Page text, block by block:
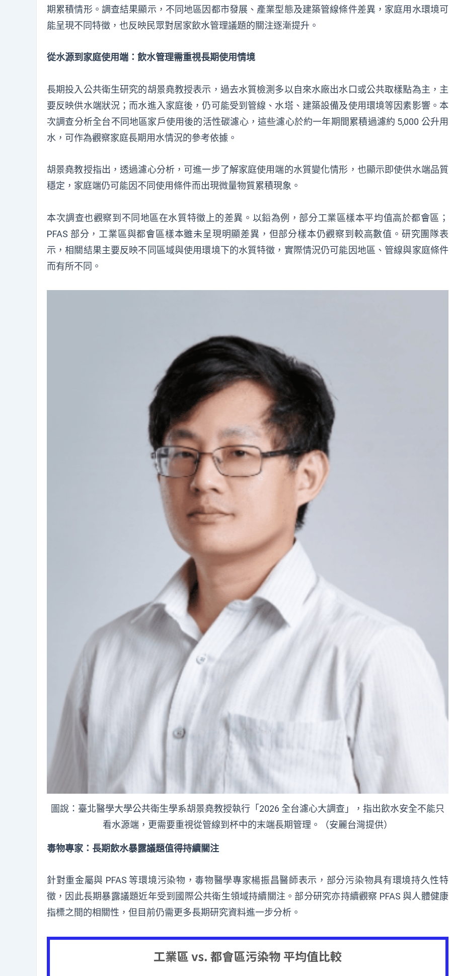
期累積情形。調查結果顯示，不同地區因都市發展、產業型態及建築管線條件差異，家庭用水環境可
能呈現不同特徵，也反映民眾對居家飲水管理議題的關注逐漸提升。
從水源到家庭使用端：飲水管理需重視長期使用情境
長期投入公共衛生研究的胡景堯教授表示，過去水質檢測多以自來水廠出水口或公共取樣點為主，主
要反映供水端狀況；而水進入家庭後，仍可能受到管線、水塔、建築設備及使用環境等因素影響。本
次調查分析全台不同地區家戶使用後的活性碳濾心，這些濾心於約一年期間累積過濾約 5,000 公升用
水，可作為觀察家庭長期用水情況的參考依據。
胡景堯教授指出，透過濾心分析，可進一步了解家庭使用端的水質變化情形，也顯示即使供水端品質
穩定，家庭端仍可能因不同使用條件而出現微量物質累積現象。
本次調查也觀察到不同地區在水質特徵上的差異。以鉛為例，部分工業區樣本平均值高於都會區；
PFAS 部分，工業區與都會區樣本雖未呈現明顯差異，但部分樣本仍觀察到較高數值。研究團隊表
示，相關結果主要反映不同區域與使用環境下的水質特徵，實際情況仍可能因地區、管線與家庭條件
而有所不同。
圖說：臺北醫學大學公共衛生學系胡景堯教授執行「2026 全台濾心大調查」，指出飲水安全不能只
看水源端，更需要重視從管線到杯中的末端長期管理。（安麗台灣提供）
毒物專家：長期飲水暴露議題值得持續關注
針對重金屬與 PFAS 等環境污染物，毒物醫學專家楊振昌醫師表示，部分污染物具有環境持久性特
徵，因此長期暴露議題近年受到國際公共衛生領域持續關注。部分研究亦持續觀察 PFAS 與人體健康
指標之間的相關性，但目前仍需更多長期研究資料進一步分析。